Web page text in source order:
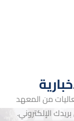
من المعهد
الإلكتروني.